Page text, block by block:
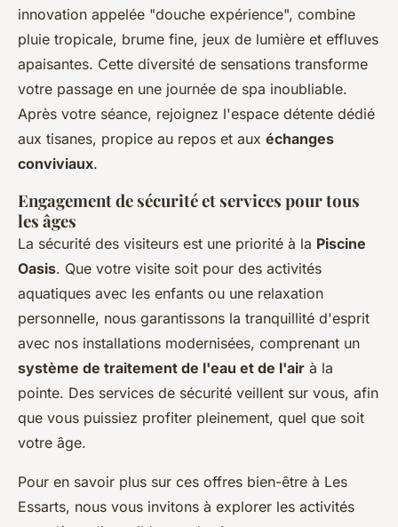
innovation appelée "douche expérience", combine
pluie tropicale, brume fine, jeux de lumière et effluves
apaisantes. Cette diversité de sensations transforme
votre passage en une journée de spa inoubliable.
Après votre séance, rejoignez l'espace détente dédié
aux tisanes, propice au repos et aux échanges
conviviaux.
Engagement de sécurité et services pour tous
les âges
La sécurité des visiteurs est une priorité à la Piscine
Oasis. Que votre visite soit pour des activités
aquatiques avec les enfants ou une relaxation
personnelle, nous garantissons la tranquillité d'esprit
avec nos installations modernisées, comprenant un
système de traitement de l'eau et de l'air à la
pointe. Des services de sécurité veillent sur vous, afin
que vous puissiez profiter pleinement, quel que soit
votre âge.
Pour en savoir plus sur ces offres bien-être à Les
Essarts, nous vous invitons à explorer les activités